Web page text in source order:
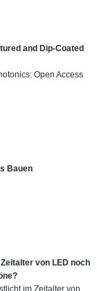
and Dip-Coated
Open Access
Bauen
von LED noch
im Zeitalter von